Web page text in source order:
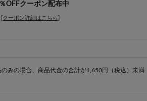
OFFクーポン配布中
[クーポン詳細はこちら]
みの場合、商品代金の合計が1,650円（税込）未満